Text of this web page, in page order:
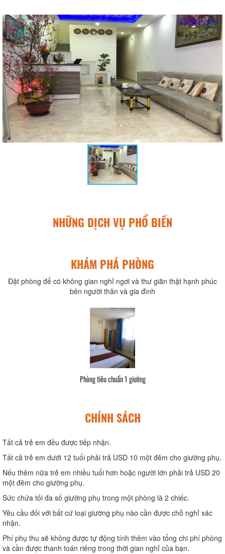
NHỮNG DỊCH VỤ PHỔ BIẾN
KHÁM PHÁ PHÒNG
Đặt phòng để có không gian nghỉ ngơi và thư giãn thật hạnh phúc
bên người thân và gia đình
Phòng tiêu chuẩn 1 giường
CHÍNH SÁCH
Tất cả trẻ em đều được tiếp nhận.
Tất cả trẻ em dưới 12 tuổi phải trả USD 10 một đêm cho giường phụ.
Nếu thêm nữa trẻ em nhiều tuổi hơn hoặc người lớn phải trả USD 20
một đêm cho giường phụ.
Sức chứa tối đa số giường phụ trong một phòng là 2 chiếc.
Yêu cầu đối với bất cứ loại giường phụ nào cần được chỗ nghỉ xác
nhận.
Phí phụ thu sẽ không được tự động tính thêm vào tổng chi phí phòng
và cần được thanh toán riêng trong thời gian nghỉ của bạn.